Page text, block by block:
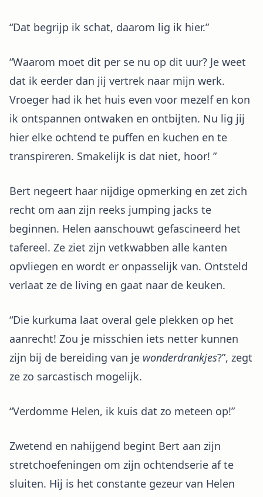
“Dat begrijp ik schat, daarom lig ik hier.”
“Waarom moet dit per se nu op dit uur? Je weet
dat ik eerder dan jij vertrek naar mijn werk.
Vroeger had ik het huis even voor mezelf en kon
ik ontspannen ontwaken en ontbijten. Nu lig jij
hier elke ochtend te puffen en kuchen en te
transpireren. Smakelijk is dat niet, hoor! ”
Bert negeert haar nijdige opmerking en zet zich
recht om aan zijn reeks jumping jacks te
beginnen. Helen aanschouwt gefascineerd het
tafereel. Ze ziet zijn vetkwabben alle kanten
opvliegen en wordt er onpasselijk van. Ontsteld
verlaat ze de living en gaat naar de keuken.
“Die kurkuma laat overal gele plekken op het
aanrecht! Zou je misschien iets netter kunnen
zijn bij de bereiding van je wonderdrankjes?”, zegt
ze zo sarcastisch mogelijk.
“Verdomme Helen, ik kuis dat zo meteen op!”
Zwetend en nahijgend begint Bert aan zijn
stretchoefeningen om zijn ochtendserie af te
sluiten. Hij is het constante gezeur van Helen